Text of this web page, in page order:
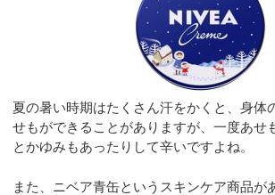
夏の暑い時期はたくさん汗をかくと、身体
せもができることがありますが、一度あせ
とかゆみもあったりして辛いですよね。
また、ニベア青缶というスキンケア商品が